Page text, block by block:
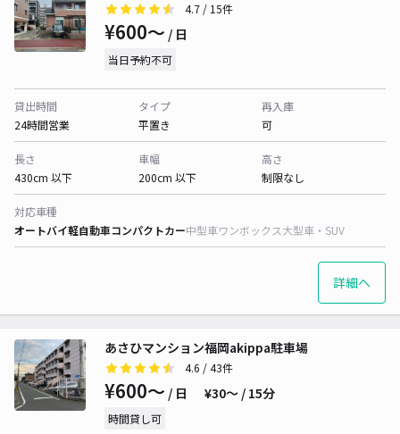
4.7 / 15件
¥600〜 / 日
当日予約不可
貸出時間
24時間営業
タイプ
平置き
再入庫
可
長さ
430cm 以下
車幅
200cm 以下
高さ
制限なし
対応車種
オートバイ軽自動車コンパクトカー中型車ワンボックス大型車・SUV
詳細へ
あさひマンション福岡akippa駐車場
4.6 / 43件
¥600〜 / 日 ¥30〜 / 15分
時間貸し可